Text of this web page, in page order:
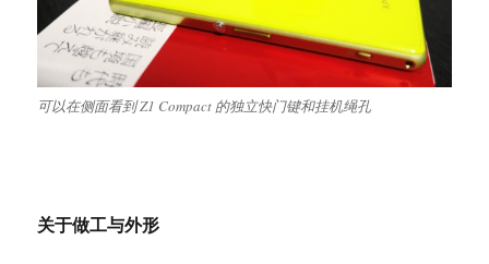
可以在侧面看到 Z1 Compact 的独立快门键和挂机绳孔
关于做工与外形